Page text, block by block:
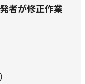
者が修正作業